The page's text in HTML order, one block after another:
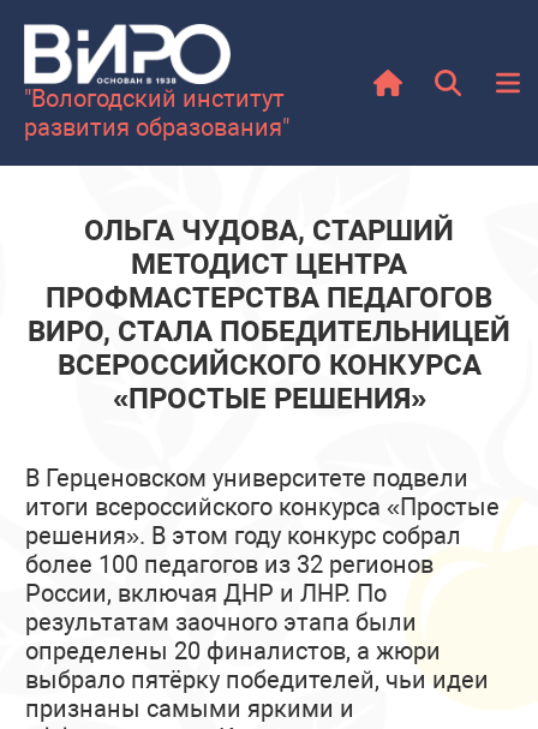
"Вологодский институт
развития образования"
ОЛЬГА ЧУДОВА, СТАРШИЙ
МЕТОДИСТ ЦЕНТРА
ПРОФМАСТЕРСТВА ПЕДАГОГОВ
ВИРО, СТАЛА ПОБЕДИТЕЛЬНИЦЕЙ
ВСЕРОССИЙСКОГО КОНКУРСА
«ПРОСТЫЕ РЕШЕНИЯ»
В Герценовском университете подвели
итоги всероссийского конкурса «Простые
решения». В этом году конкурс собрал
более 100 педагогов из 32 регионов
России, включая ДНР и ЛНР. По
результатам заочного этапа были
определены 20 финалистов, а жюри
выбрало пятёрку победителей, чьи идеи
признаны самыми яркими и